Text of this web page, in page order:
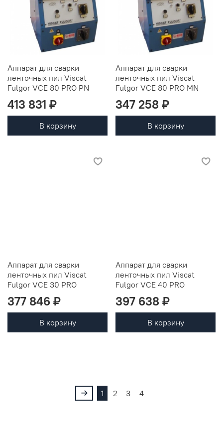
Аппарат для сварки
ленточных пил Viscat
Fulgor VCE 80 PRO PN
413 831 ₽
В корзину
Аппарат для сварки
ленточных пил Viscat
Fulgor VCE 80 PRO MN
347 258 ₽
В корзину
Аппарат для сварки
ленточных пил Viscat
Fulgor VCE 30 PRO
377 846 ₽
В корзину
Аппарат для сварки
ленточных пил Viscat
Fulgor VCE 40 PRO
397 638 ₽
В корзину
1 2 3 4